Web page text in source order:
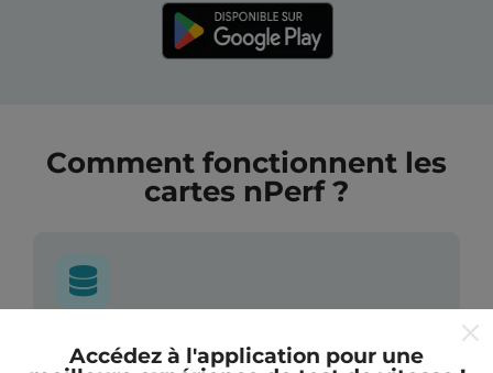
Comment fonctionnent les
cartes nPerf ?
D'où proviennent les données ?
Accédez à l'application pour une